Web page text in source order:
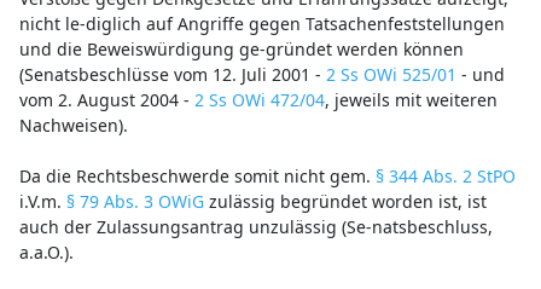
nicht le-diglich auf Angriffe gegen Tatsachenfeststellungen
und die Beweiswürdigung ge-gründet werden können
(Senatsbeschlüsse vom 12. Juli 2001 - 2 Ss OWi 525/01 - und
vom 2. August 2004 - 2 Ss OWi 472/04, jeweils mit weiteren
Nachweisen).
Da die Rechtsbeschwerde somit nicht gem. § 344 Abs. 2 StPO
i.V.m. § 79 Abs. 3 OWiGzulässig begründet worden ist, ist
auch der Zulassungsantrag unzulässig (Se-natsbeschluss,
a.a.O.).